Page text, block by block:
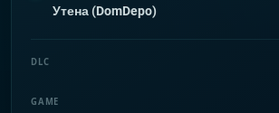
Утена (DomDepo)
DLC
GAME